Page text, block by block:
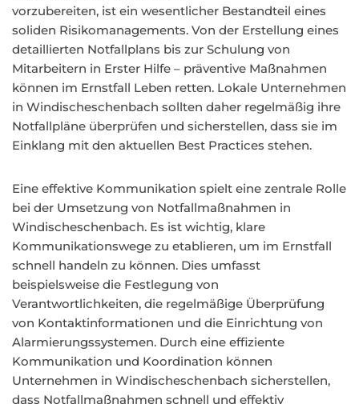
vorzubereiten, ist ein wesentlicher Bestandteil eines
soliden Risikomanagements. Von der Erstellung eines
detaillierten Notfallplans bis zur Schulung von
Mitarbeitern in Erster Hilfe – präventive Maßnahmen
können im Ernstfall Leben retten. Lokale Unternehmen
in Windischeschenbach sollten daher regelmäßig ihre
Notfallpläne überprüfen und sicherstellen, dass sie im
Einklang mit den aktuellen Best Practices stehen.
Eine effektive Kommunikation spielt eine zentrale Rolle
bei der Umsetzung von Notfallmaßnahmen in
Windischeschenbach. Es ist wichtig, klare
Kommunikationswege zu etablieren, um im Ernstfall
schnell handeln zu können. Dies umfasst
beispielsweise die Festlegung von
Verantwortlichkeiten, die regelmäßige Überprüfung
von Kontaktinformationen und die Einrichtung von
Alarmierungssystemen. Durch eine effiziente
Kommunikation und Koordination können
Unternehmen in Windischeschenbach sicherstellen,
dass Notfallmaßnahmen schnell und effektiv